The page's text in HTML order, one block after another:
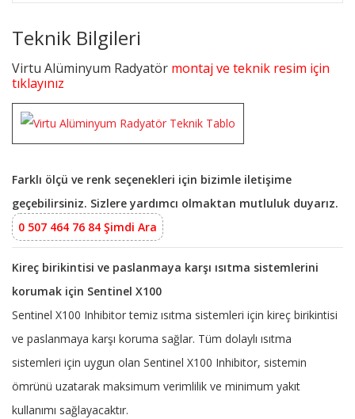
Teknik Bilgileri
Virtu Alüminyum Radyatör montaj ve teknik resim için
tıklayınız
Farklı ölçü ve renk seçenekleri için bizimle iletişime
geçebilirsiniz. Sizlere yardımcı olmaktan mutluluk duyarız.
0 507 464 76 84 Şimdi Ara
Kireç birikintisi ve paslanmaya karşı ısıtma sistemlerini
korumak için Sentinel X100
Sentinel X100 Inhibitor temiz ısıtma sistemleri için kireç birikintisi
ve paslanmaya karşı koruma sağlar. Tüm dolaylı ısıtma
sistemleri için uygun olan Sentinel X100 Inhibitor, sistemin
ömrünü uzatarak maksimum verimlilik ve minimum yakıt
kullanımı sağlayacaktır.